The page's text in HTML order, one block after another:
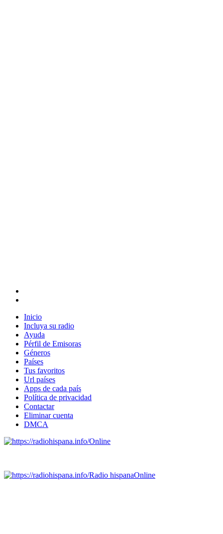
Inicio
Incluya su radio
Ayuda
Pérfil de Emisoras
Géneros
Países
Tus favoritos
Url países
Apps de cada país
Política de privacidad
Contactar
Eliminar cuenta
DMCA
Online
Radio hispanaOnline